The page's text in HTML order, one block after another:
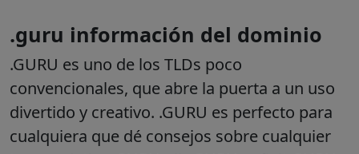
.guru información del dominio
.GURU es uno de los TLDs poco
convencionales, que abre la puerta a un uso
divertido y creativo. .GURU es perfecto para
cualquiera que dé consejos sobre cualquier